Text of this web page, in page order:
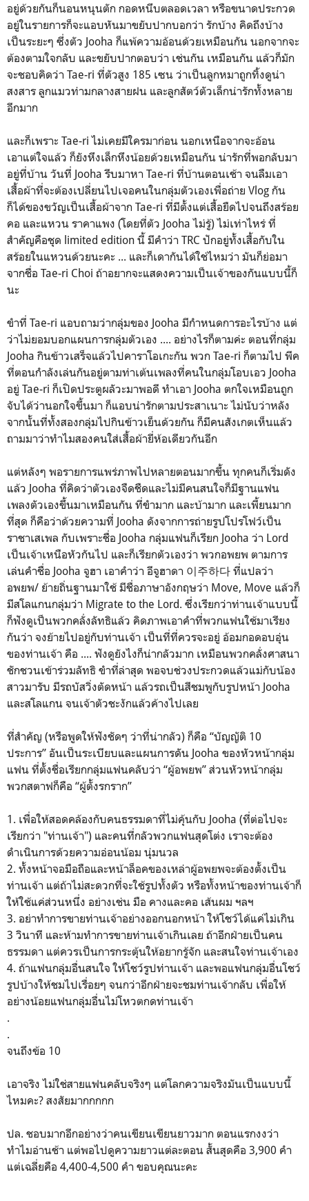
อยู่ด้วยกันก็นอนหนุนตัก กอดหนึบตลอดเวลา หรือขนาดประกวด
อยู่ในรายการก็จะแอบหันมาขยับปากบอกว่า รักบ้าง คิดถึงบ้าง
เป็นระยะๆ ซึ่งตัว Jooha ก็แพ้ความอ้อนด้วยเหมือนกัน นอกจากจะ
ต้องตามใจกลับ และขยับปากตอบว่า เช่นกัน เหมือนกัน แล้วก็มัก
จะชอบคิดว่า Tae-ri ที่ตัวสูง 185 เซน ว่าเป็นลูกหมาถูกทิ้งดูน่า
สงสาร ลูกแมวท่ามกลางสายฝน และลูกสัตว์ตัวเล็กน่ารักทั้งหลาย
อีกมาก
และก็เพราะ Tae-ri ไม่เคยมีใครมาก่อน นอกเหนือจากจะอ้อน
เอาแต่ใจแล้ว ก็ยังหึงเล็กหึงน้อยด้วยเหมือนกัน น่ารักที่พอกลับมา
อยู่ที่บ้าน วันที่ Jooha รีบมาหา Tae-ri ที่บ้านตอนเช้า จนลืมเอา
เสื้อผ้าที่จะต้องเปลี่ยนไปเจอคนในกลุ่มตัวเองเพื่อถ่าย Vlog กัน
ก็ได้ของขวัญเป็นเสื้อผ้าจาก Tae-ri ที่มีตั้งแต่เสื้อยืดไปจนถึงสร้อย
คอ และแหวน ราคาแพง (โดยที่ตัว Jooha ไม่รู้) ไม่เท่าไหร่ ที่
สำคัญคือชุด limited edition นี้ มีคำว่า TRC ปักอยู่ทั้งเสื้อกับใน
สร้อยในแหวนด้วยนะคะ ... และก็เดากันได้ใช่ไหมว่า มันก็ย่อมา
จากชื่อ Tae-ri Choi ถ้าอยากจะแสดงความเป็นเจ้าของกันแบบนี้ก็
นะ
ขำที่ Tae-ri แอบถามว่ากลุ่มของ Jooha มีกำหนดการอะไรบ้าง แต่
ว่าไม่ยอมบอกแผนการกลุ่มตัวเอง .... อย่างไรก็ตามค่ะ ตอนที่กลุ่ม
Jooha กินข้าวเสร็จแล้วไปคาราโอเกะกัน พวก Tae-ri ก็ตามไป พีค
ที่ตอนกำลังเล่นกันอยู่ตามท่าเต้นเพลงที่คนในกลุ่มโอบเอว Jooha
อยู่ Tae-ri ก็เปิดประตูผลัวะมาพอดี ทำเอา Jooha ตกใจเหมือนถูก
จับได้ว่านอกใจขึ้นมา ก็แอบน่ารักตามประสาเนาะ ไม่นับว่าหลัง
จากนั้นที่ทั้งสองกลุ่มไปกินข้าวเย็นด้วยกัน ก็มีคนสังเกตเห็นแล้ว
ถามมาว่าทำไมสองคนใส่เสื้อผ้ายี่ห้อเดียวกันอีก
แต่หลังๆ พอรายการแพร่ภาพไปหลายตอนมากขึ้น ทุกคนก็เริ่มดัง
แล้ว Jooha ที่คิดว่าตัวเองจืดชืดและไม่มีคนสนใจก็มีฐานแฟน
เพลงตัวเองขึ้นมาเหมือนกัน ที่ขำมาก และบ้ามาก และเพี้ยนมาก
ที่สุด ก็คือว่าด้วยความที่ Jooha ดังจากการถ่ายรูปโปรโฟว์เป็น
ราชาเสเพล กับเพราะชื่อ Jooha กลุ่มแฟนก็เรียก Jooha ว่า Lord
เป็นเจ้าเหนือหัวกันไป และก็เรียกตัวเองว่า พวกอพยพ ตามการ
เล่นคำชื่อ Jooha จูฮา เอาคำว่า อีจูฮาดา 이주하다 ที่แปลว่า
อพยพ/ ย้ายถิ่นฐานมาใช้ มีชื่อภาษาอังกฤษว่า Move, Move แล้วก็
มีสโลแกนกลุ่มว่า Migrate to the Lord. ซึ่งเรียกว่าท่านเจ้าแบบนี้
ก็ฟังดูเป็นพวกคลั่งลัทธิแล้ว คิดภาพเอาคำที่พวกแฟนใช้มาเรียง
กันว่า จงย้ายไปอยู่กับท่านเจ้า เป็นที่ที่ควรจะอยู่ อ้อมกอดอบอุ่น
ของท่านเจ้า คือ .... ฟังดูยังไงก็น่ากลัวมาก เหมือนพวกคลั่งศาสนา
ชักชวนเข้าร่วมลัทธิ ขำที่ล่าสุด พอจบช่วงประกวดแล้วแม่กับน้อง
สาวมารับ มีรถบัสวิ่งตัดหน้า แล้วรถเป็นสีชมพูกับรูปหน้า Jooha
และสโลแกน จนเจ้าตัวชะงักแล้วค้างไปเลย
ที่สำคัญ (หรือพูดให้ฟังชัดๆ ว่าที่น่ากลัว) ก็คือ “บัญญัติ 10
ประการ” อันเป็นระเบียบและแผนการดัน Jooha ของหัวหน้ากลุ่ม
แฟน ที่ตั้งชื่อเรียกกลุ่มแฟนคลับว่า “ผู้อพยพ” ส่วนหัวหน้ากลุ่ม
พวกสตาฟก็คือ “ผู้ตั้งรกราก”
1. เพื่อให้สอดคล้องกับคนธรรมดาที่ไม่คุ้นกับ Jooha (ที่ต่อไปจะ
เรียกว่า "ท่านเจ้า") และคนที่กลัวพวกแฟนสุดโต่ง เราจะต้อง
ดำเนินการด้วยความอ่อนน้อม นุ่มนวล
2. ทั้งหน้าจอมือถือและหน้าล็อคของเหล่าผู้อพยพจะต้องตั้งเป็น
ท่านเจ้า แต่ถ้าไม่สะดวกที่จะใช้รูปทั้งตัว หรือทั้งหน้าของท่านเจ้าก็
ให้ใช้แค่ส่วนหนึ่ง อย่างเช่น มือ คางและคอ เส้นผม ฯลฯ
3. อย่าทำการขายท่านเจ้าอย่างออกนอกหน้า ให้โชว์ได้แค่ไม่เกิน
3 วินาที และห้ามทำการขายท่านเจ้าเกินเลย ถ้าอีกฝ่ายเป็นคน
ธรรมดา แต่ควรเป็นการกระตุ้นให้อยากรู้จัก และสนใจท่านเจ้าเอง
4. ถ้าแฟนกลุ่มอื่นสนใจ ให้โชว์รูปท่านเจ้า และพอแฟนกลุ่มอื่นโชว์
รูปบ้างให้ชมไปเรื่อยๆ จนกว่าอีกฝ่ายจะชมท่านเจ้ากลับ เพื่อให้
อย่างน้อยแฟนกลุ่มอื่นไม่โหวตกดท่านเจ้า
.
.
จนถึงข้อ 10
เอาจริง ไม่ใช่สายแฟนคลับจริงๆ แต่โลกความจริงมันเป็นแบบนี้
ไหมคะ? สงสัยมากกกกก
ปล. ชอบมากอีกอย่างว่าคนเขียนเขียนยาวมาก ตอนแรกงงว่า
ทำไมอ่านช้า แต่พอไปดูความยาวแต่ละตอน สั้นสุดคือ 3,900 คำ
แต่เฉลี่ยคือ 4,400-4,500 คำ ขอบคุณนะคะ